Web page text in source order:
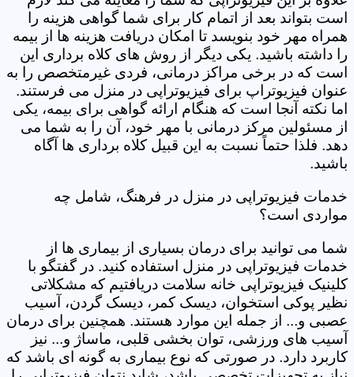
است بتواند بعد از اتمام کار برای شما گواهی هزینه را
همراه مهر خود بنویسد تا امکان دریافت هزینه ها از بیمه
را داشته باشید. یکی دیگر از روش های کلاه برداری این
است که در برخی مراکز درمانی، فردی غیرمتخصص را به
عنوان فیزیوتراپ برای فیزیوتراپی در منزل می فرستند.
اما نکته آنجا است که هنگام ارائه گواهی برای بیمه، یکی
از مسئولین مرکز درمانی با مهر خود، آن را به شما می
دهد. فلذا حتماً نسبت به این قبیل کلاه برداری ها آگاه
باشید.
خدمات فیزیوتراپی در منزل در فرهنگ، شامل چه
مواردی است؟
شما می توانید برای درمان بسیاری از بیماری ها از
خدمات فیزیوتراپی در منزل استفاده کنید. در گفتگو با
کلینیک فیزیوتراپی خانه سلامت دریافتیم که مشکلاتی
نظیر پوکی استخوان، دیسک کمر، دیسک گردن، آسیب
عصبی و... از جمله این موارد هستند. همچنین برای درمان
آسیب های ورزشی، توان بخشی قلبی، ماساژ و... نیز
کاربرد دارد. در صورتی که نوع بیماری به گونه ای باشد که